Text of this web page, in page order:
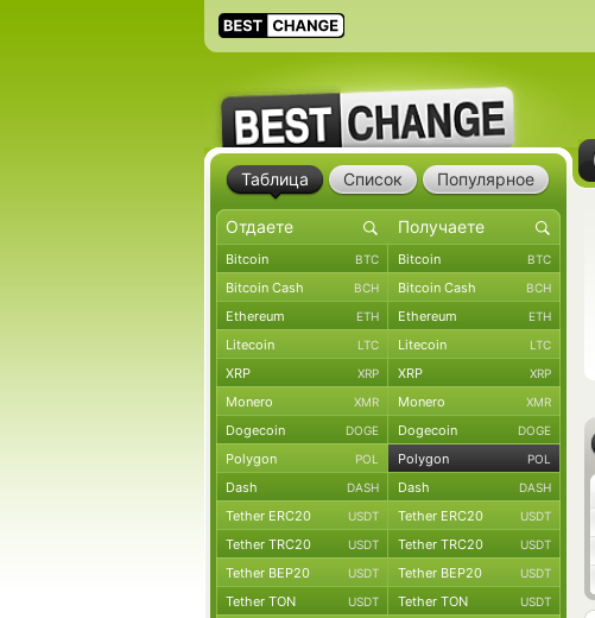
Таблица Список Популярное
Bitcoin BTC Bitcoin BTC
Bitcoin Cash BCH Bitcoin Cash BCH
Ethereum ETH Ethereum ETH
Litecoin LTC Litecoin LTC
XRP XRP XRP XRP
Monero XMR Monero XMR
Dogecoin DOGE Dogecoin DOGE
Polygon POL Polygon POL
Dash DASH Dash DASH
Tether ERC20 USDT Tether ERC20 USDT
Tether TRC20 USDT Tether TRC20 USDT
Tether BEP20 USDT Tether BEP20 USDT
Tether TON USDT Tether TON USDT